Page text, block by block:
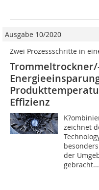
Ausgabe 10/2020
Zwei Prozessschritte in
Effizienz
zeichnet
der
gebracht...